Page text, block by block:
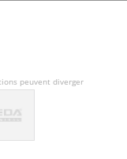
peuvent diverger
für: